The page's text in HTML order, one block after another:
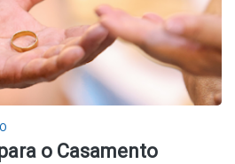
o Casamento